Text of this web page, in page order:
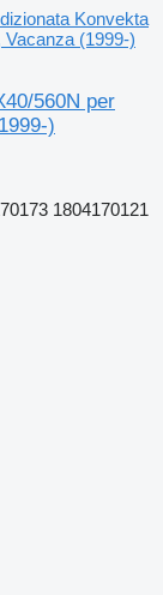
Konvekta
(1999-)
560N per
)
1804170121